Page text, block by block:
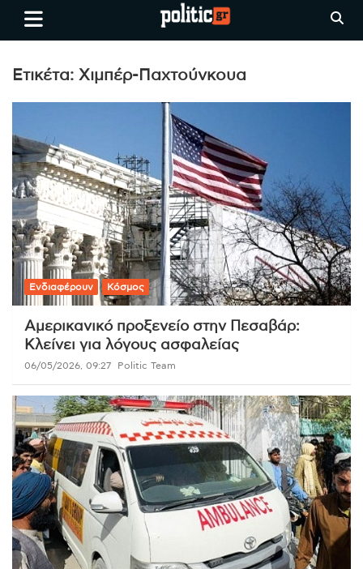
Skip
Ειδήσεις απο τη
Θεσσαλονίκη, την Ελλάδα και
όλο τον Κόσμο
politic.gr
Ετικέτα: Χιμπέρ-Παχτούνκουα
Ενδιαφέρουν Κόσμος
Αμερικανικό προξενείο στην Πεσαβάρ:
Κλείνει για λόγους ασφαλείας
06/05/2026, 09:27 Politic Team